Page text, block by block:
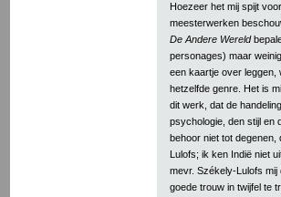
Hoezeer het mij spijt
meesterwerken
De Andere Wereld
personages) maar
een kaartje over leggen,
hetzelfde genre. Het is
dit werk, dat de
psychologie, den stijl en
behoor niet tot
Lulofs; ik ken Indië niet
mevr. Székely-Lulofs
goede trouw in twijfel te